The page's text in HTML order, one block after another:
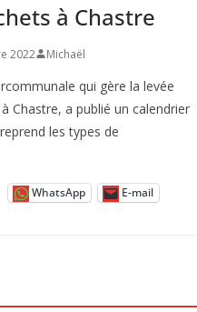
à Chastre
2022 Michaël
qui gère la levée
Chastre, a publié un calendrier
les types de
WhatsApp E-mail